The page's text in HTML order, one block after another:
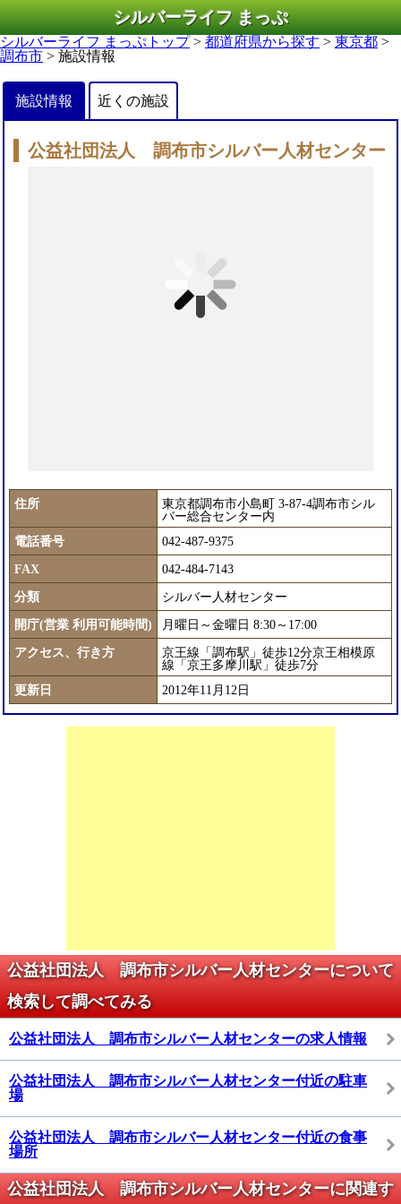
シルバーライフ まっぷ
シルバーライフ まっぷトップ> 都道府県から探す > 東京都 >
調布市 > 施設情報
施設情報 近くの施設
公益社団法人 調布市シルバー人材センター
住所
東京都調布市小島町 3-87-4調布市シル
バー総合センター内
電話番号
042-487-9375
FAX
042-484-7143
分類
シルバー人材センター
開庁(営業 利用可能時間)
月曜日～金曜日 8:30～17:00
アクセス、行き方
京王線「調布駅」徒歩12分京王相模原
線「京王多摩川駅」徒歩7分
更新日
2012年11月12日
公益社団法人 調布市シルバー人材センターについて
検索して調べてみる
公益社団法人 調布市シルバー人材センターの求人情報
公益社団法人 調布市シルバー人材センター付近の駐車
場
公益社団法人 調布市シルバー人材センター付近の食事
場所
公益社団法人 調布市シルバー人材センターに関連す